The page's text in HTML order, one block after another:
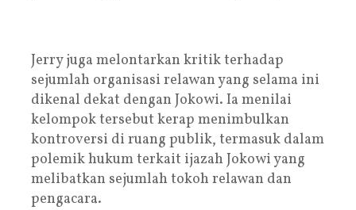
Jerry juga melontarkan kritik terhadap
sejumlah organisasi relawan yang selama ini
dikenal dekat dengan Jokowi. Ia menilai
kelompok tersebut kerap menimbulkan
kontroversi di ruang publik, termasuk dalam
polemik hukum terkait ijazah Jokowi yang
melibatkan sejumlah tokoh relawan dan
pengacara.